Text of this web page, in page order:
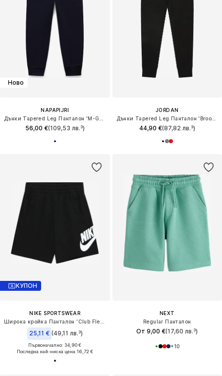
Ново
NAPAPIJRI
56,00 €(109,53 лв.³)
JORDAN
44,90 €(87,82 лв.³)
КУПОН
NIKE SPORTSWEAR
25,11 € (49,11 лв.³)
Първоначално: 34,90 €
Последна най-ниска цена:16,72 €
NEXT
Regular Панталон
От 9,00 €(17,60 лв.³)
+10